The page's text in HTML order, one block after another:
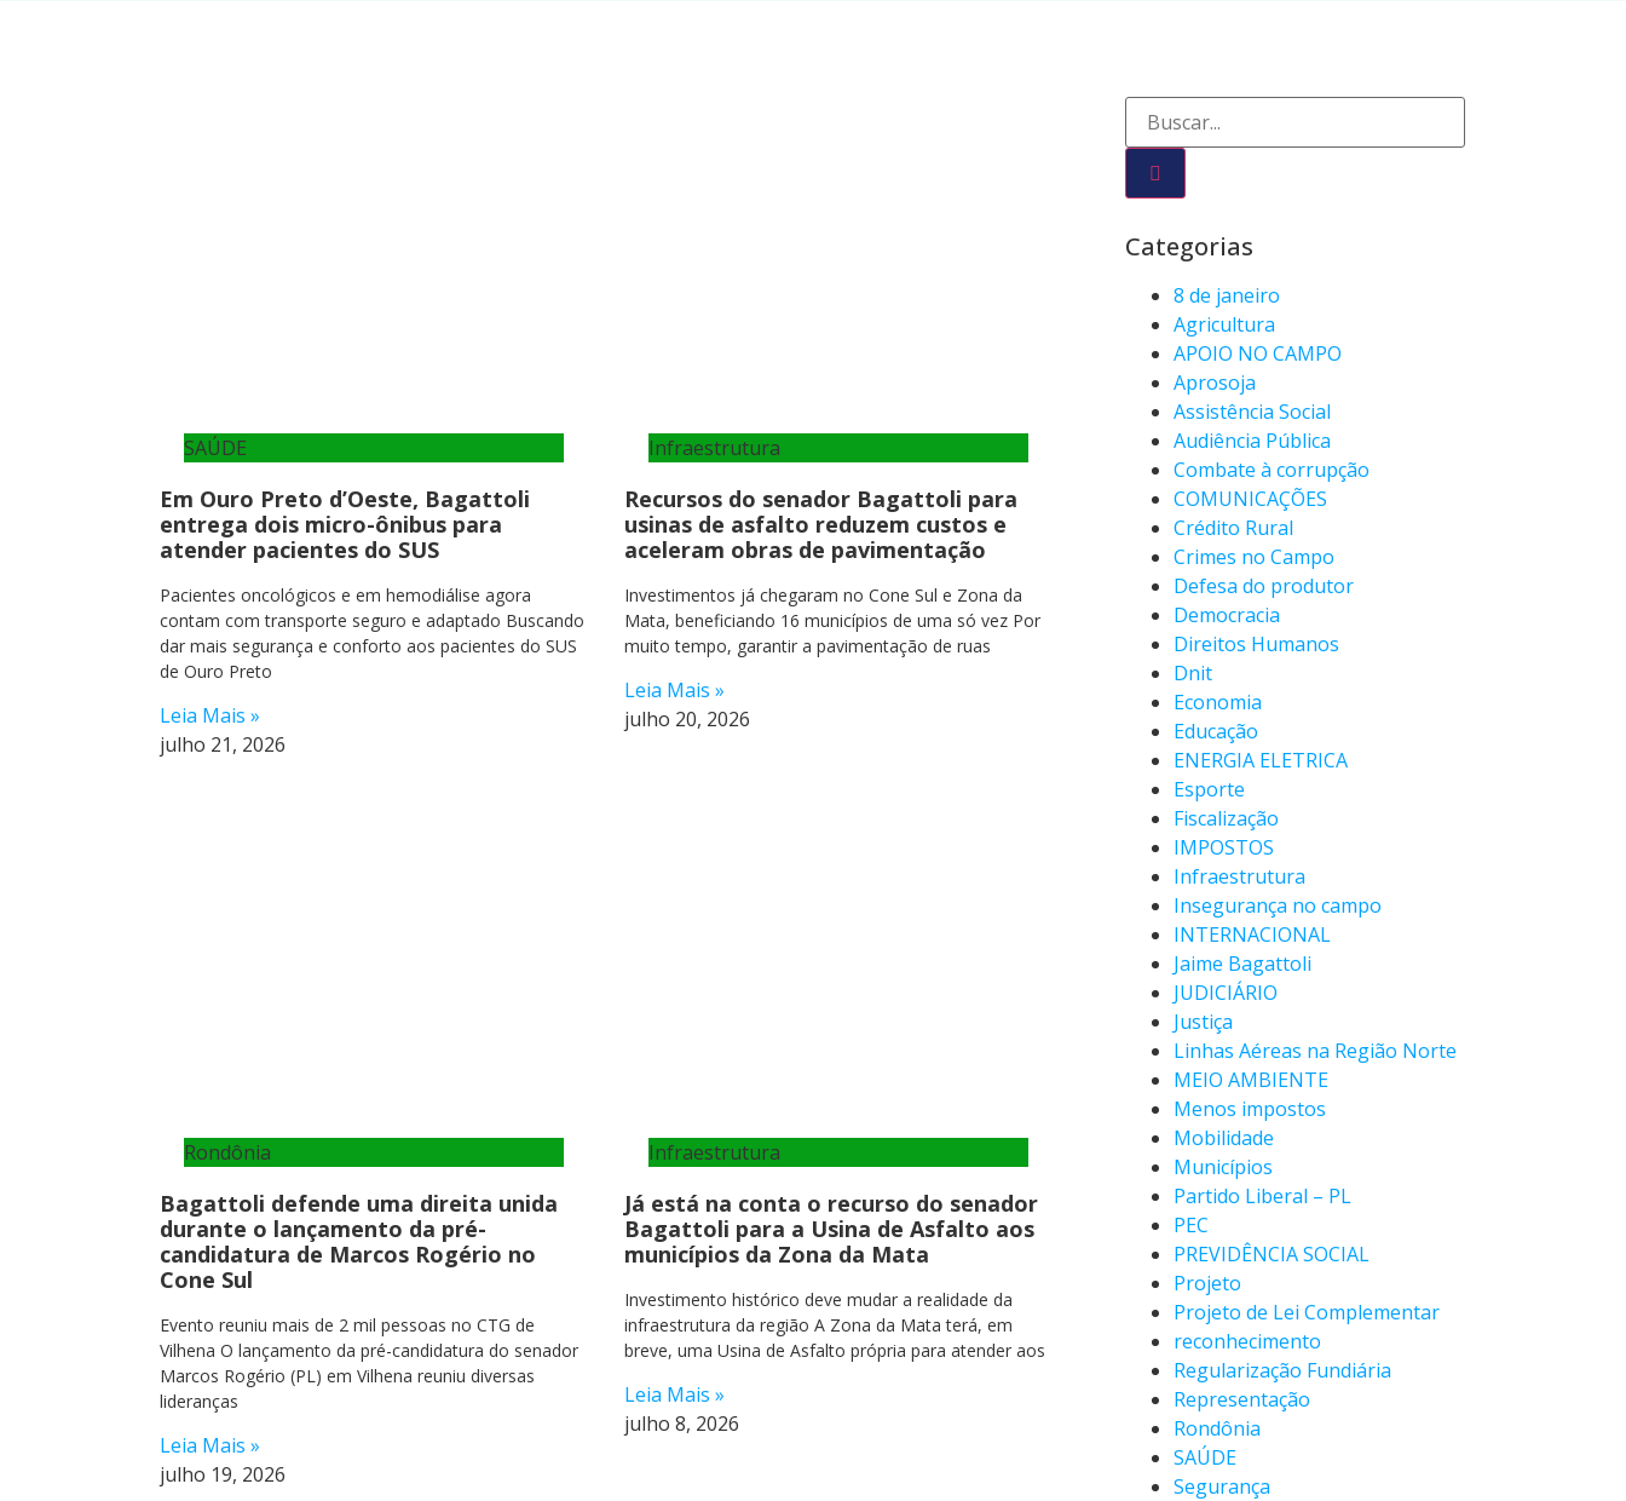
SAÚDE
Em Ouro Preto d’Oeste, Bagattoli
entrega dois micro-ônibus para
atender pacientes do SUS
Pacientes oncológicos e em hemodiálise agora
contam com transporte seguro e adaptado Buscando
dar mais segurança e conforto aos pacientes do SUS
de Ouro Preto
Leia Mais »
julho 21, 2026
Infraestrutura
Recursos do senador Bagattoli para
usinas de asfalto reduzem custos e
aceleram obras de pavimentação
Investimentos já chegaram no Cone Sul e Zona da
Mata, beneficiando 16 municípios de uma só vez Por
muito tempo, garantir a pavimentação de ruas
Leia Mais »
julho 20, 2026
Rondônia
Bagattoli defende uma direita unida
durante o lançamento da pré-
candidatura de Marcos Rogério no
Cone Sul
Evento reuniu mais de 2 mil pessoas no CTG de
Vilhena O lançamento da pré-candidatura do senador
Marcos Rogério (PL) em Vilhena reuniu diversas
lideranças
Leia Mais »
julho 19, 2026
Infraestrutura
Já está na conta o recurso do senador
Bagattoli para a Usina de Asfalto aos
municípios da Zona da Mata
Investimento histórico deve mudar a realidade da
infraestrutura da região A Zona da Mata terá, em
breve, uma Usina de Asfalto própria para atender aos
Leia Mais »
julho 8, 2026
Categorias
8 de janeiro
Agricultura
APOIO NO CAMPO
Aprosoja
Assistência Social
Audiência Pública
Combate à corrupção
COMUNICAÇÕES
Crédito Rural
Crimes no Campo
Defesa do produtor
Democracia
Direitos Humanos
Dnit
Economia
Educação
ENERGIA ELETRICA
Esporte
Fiscalização
IMPOSTOS
Infraestrutura
Insegurança no campo
INTERNACIONAL
Jaime Bagattoli
JUDICIÁRIO
Justiça
Linhas Aéreas na Região Norte
MEIO AMBIENTE
Menos impostos
Mobilidade
Municípios
Partido Liberal – PL
PEC
PREVIDÊNCIA SOCIAL
Projeto
Projeto de Lei Complementar
reconhecimento
Regularização Fundiária
Representação
Rondônia
SAÚDE
Segurança